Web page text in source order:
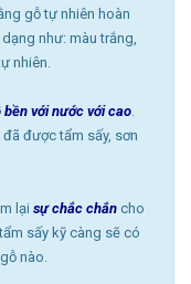
gỗ tự nhiên hoàn
như: màu trắng,
nhiên.
bền với nước với cao.
được tẩm sấy, sơn
lại sự chắc chắn cho
sấy kỹ càng sẽ có
nào.